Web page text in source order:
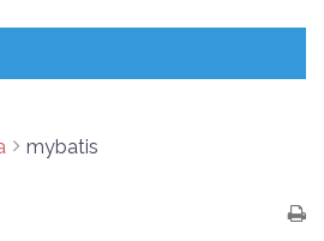
mybatis